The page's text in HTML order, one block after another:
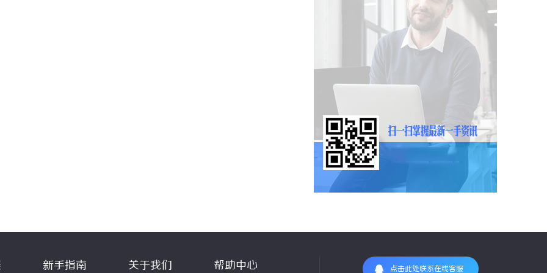
新手指南 关于我们 帮助中心 点击此处联系在线客服